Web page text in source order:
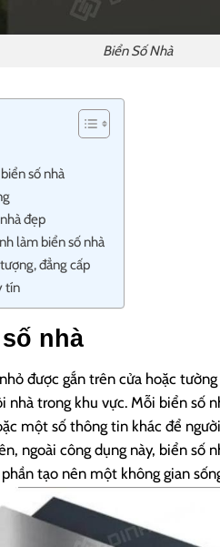
Biển Số Nhà
số nhà
đẹp
làm biển số nhà
đẳng cấp
tín
nhà
được gắn trên cửa hoặc
nhà trong khu vực. Mỗi biển số
một số thông tin khác để
ngoài công dụng này, biển số
tạo nên một không gian